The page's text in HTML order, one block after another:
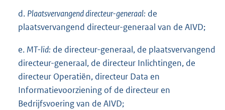
d. Plaatsvervangend directeur-generaal: de
plaatsvervangend directeur-generaal van de AIVD;
e. MT-lid: de directeur-generaal, de plaatsvervangend
directeur-generaal, de directeur Inlichtingen, de
directeur Operatiën, directeur Data en
Informatievoorziening of de directeur en
Bedrijfsvoering van de AIVD;